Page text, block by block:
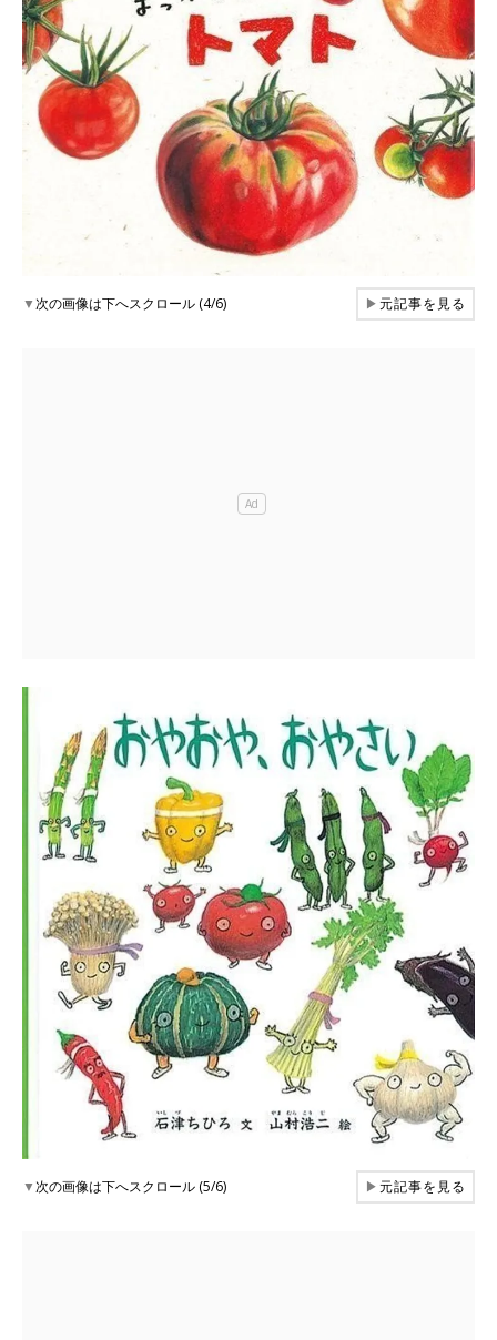
▼次の画像は下へスクロール (4/6) ▶元記事を見る
▼次の画像は下へスクロール (5/6) ▶元記事を見る